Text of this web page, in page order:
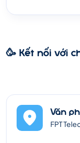
🥳 Kết nối với
Văn
FPT